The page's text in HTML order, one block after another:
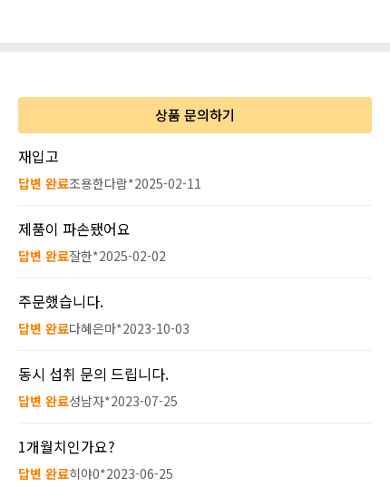
상품 문의하기
재입고
답변 완료조용한다람*2025-02-11
제품이 파손됐어요
답변 완료잘한*2025-02-02
주문했습니다.
답변 완료다혜은마*2023-10-03
동시 섭취 문의 드립니다.
답변 완료성남자*2023-07-25
1개월치인가요?
답변 완료히야0*2023-06-25